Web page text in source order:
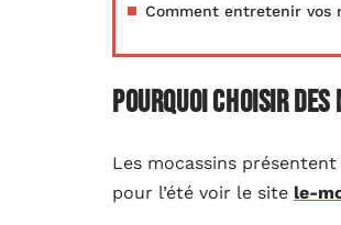
Comment entretenir vos
Pourquoi choisir des
Les mocassins
pour l’été voir le site le-